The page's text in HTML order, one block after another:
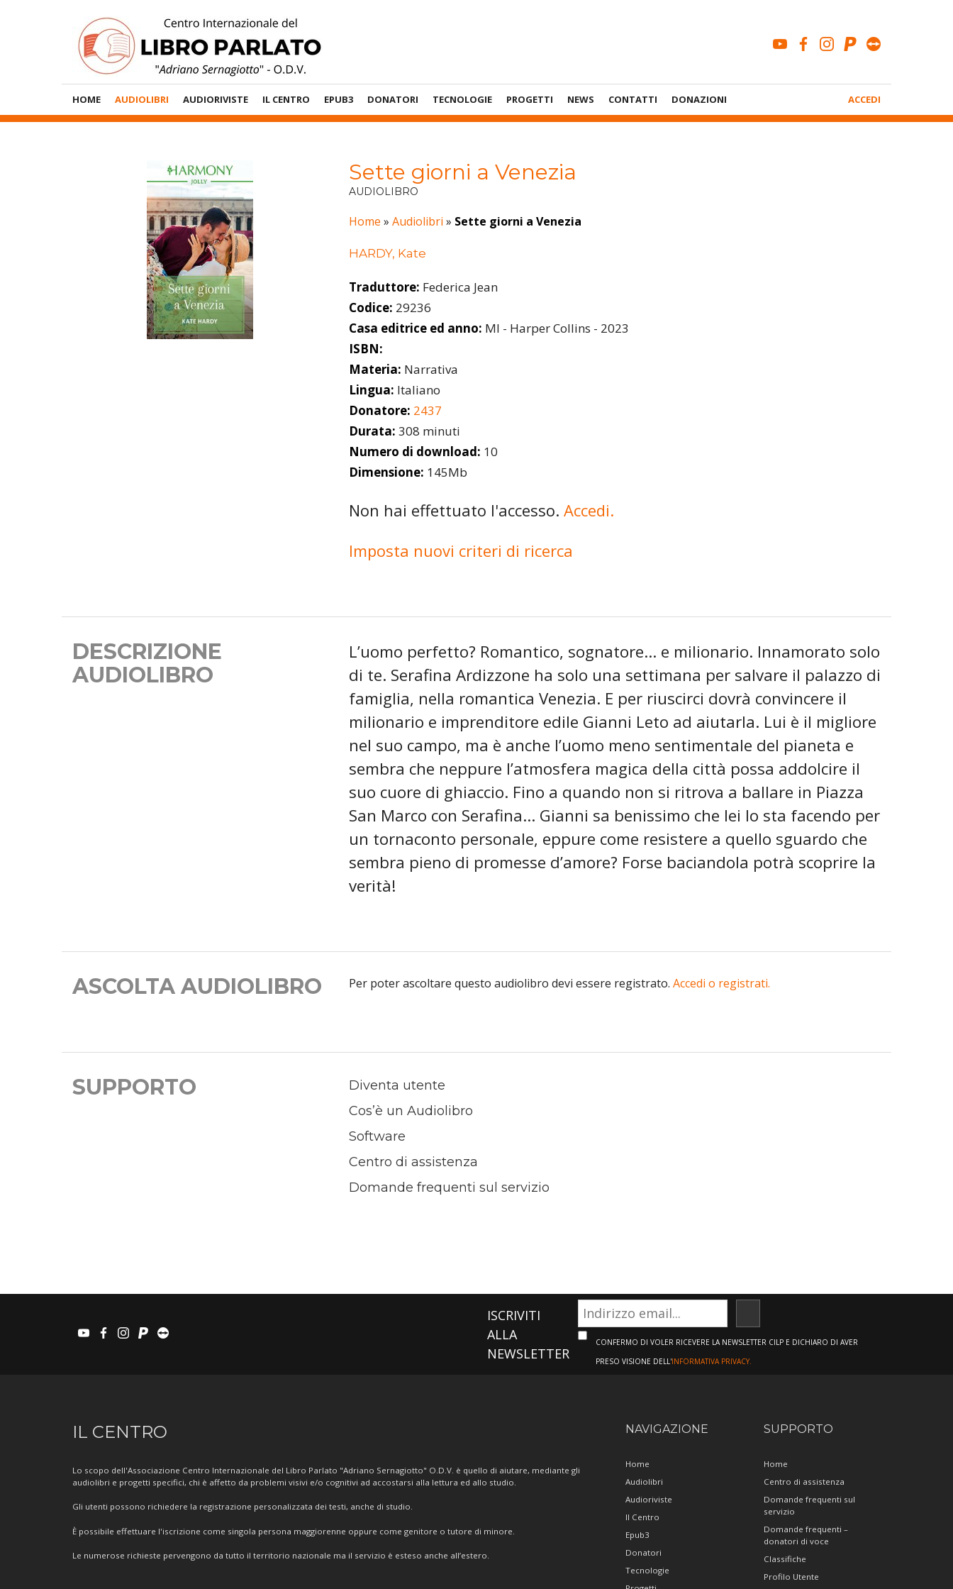
youtubefacebook
instagram
paypal
Menù
Principale
HOME AUDIOLIBRI AUDIORIVISTE IL CENTRO EPUB3 DONATORI TECNOLOGIE PROGETTI NEWS CONTATTI DONAZIONI
Account
ACCEDI
Sette giorni a Venezia
AUDIOLIBRO
Home » Audiolibri » Sette giorni a Venezia
HARDY, Kate
Traduttore: Federica Jean
Codice: 29236
Casa editrice ed anno: MI - Harper Collins - 2023
ISBN:
Materia: Narrativa
Lingua: Italiano
Donatore: 2437
Durata: 308 minuti
Numero di download: 10
Dimensione: 145Mb
Non hai effettuato l'accesso. Accedi.
Imposta nuovi criteri di ricerca
DESCRIZIONE
AUDIOLIBRO
L’uomo perfetto? Romantico, sognatore... e milionario. Innamorato solo
di te. Serafina Ardizzone ha solo una settimana per salvare il palazzo di
famiglia, nella romantica Venezia. E per riuscirci dovrà convincere il
milionario e imprenditore edile Gianni Leto ad aiutarla. Lui è il migliore
nel suo campo, ma è anche l’uomo meno sentimentale del pianeta e
sembra che neppure l’atmosfera magica della città possa addolcire il
suo cuore di ghiaccio. Fino a quando non si ritrova a ballare in Piazza
San Marco con Serafina... Gianni sa benissimo che lei lo sta facendo per
un tornaconto personale, eppure come resistere a quello sguardo che
sembra pieno di promesse d’amore? Forse baciandola potrà scoprire la
verità!
ASCOLTA AUDIOLIBRO Per poter ascoltare questo audiolibro devi essere registrato. Accedi o registrati.
SUPPORTO
Diventa utente
Cos’è un Audiolibro
Software
Centro di assistenza
Domande frequenti sul servizio
youtubefacebook
instagram
paypalteamviewer
ISCRIVITI
ALLA
NEWSLETTER
CONFERMO DI VOLER RICEVERE LA NEWSLETTER CILP E DICHIARO DI AVER
PRESO VISIONE DELL'INFORMATIVA PRIVACY.
Informazioni
IL CENTRO
Lo scopo dell'Associazione Centro Internazionale del Libro Parlato "Adriano Sernagiotto" O.D.V. è quello di aiutare, mediante gli
audiolibri e progetti specifici, chi è affetto da problemi visivi e/o cognitivi ad accostarsi alla lettura ed allo studio.
Gli utenti possono richiedere la registrazione personalizzata dei testi, anche di studio.
È possibile effettuare l'iscrizione come singola persona maggiorenne oppure come genitore o tutore di minore.
Le numerose richieste pervengono da tutto il territorio nazionale ma il servizio è esteso anche all’estero.
NAVIGAZIONE
Home
Audiolibri
Audioriviste
Il Centro
Epub3
Donatori
Tecnologie
SUPPORTO
Home
Centro di assistenza
Domande frequenti sul
servizio
Domande frequenti –
donatori di voce
Classifiche
Profilo Utente